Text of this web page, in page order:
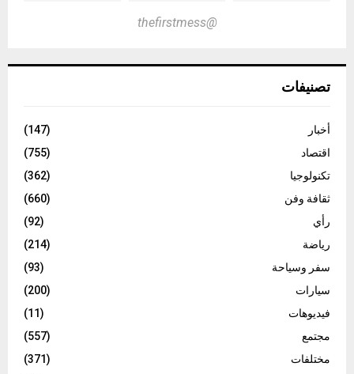
@thefirstmess
تصنيفات
أخبار
(147)
اقتصاد
(755)
تكنولوجيا
(362)
ثقافة وفن
(660)
رأي
(92)
رياضة
(214)
سفر وسياحة
(93)
سيارات
(200)
فيديوهات
(11)
مجتمع
(557)
مختلفات
(371)